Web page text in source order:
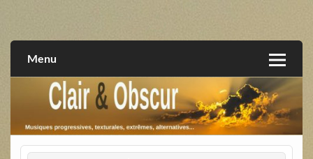
extrêmes, alternatives, texturales
Menu